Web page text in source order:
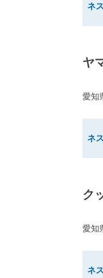
ネ
ヤ
愛知
ネ
ク
愛知
ネ